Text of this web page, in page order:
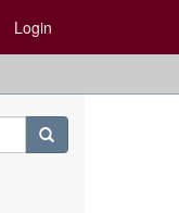
Login